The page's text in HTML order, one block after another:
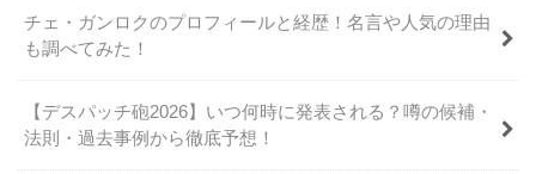
チェ・ガンロクのプロフィールと経歴！名言や人気の理由
も調べてみた！
【デスパッチ砲2026】いつ何時に発表される？噂の候補・
法則・過去事例から徹底予想！